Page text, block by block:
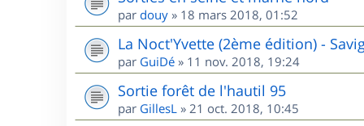
par douy » 18 mars 2018, 01:52
La Noct'Yvette (2ème édition) -
par GuiDé » 11 nov. 2018, 19:24
Sortie forêt de l'hautil 95
par GillesL » 21 oct. 2018, 10:45